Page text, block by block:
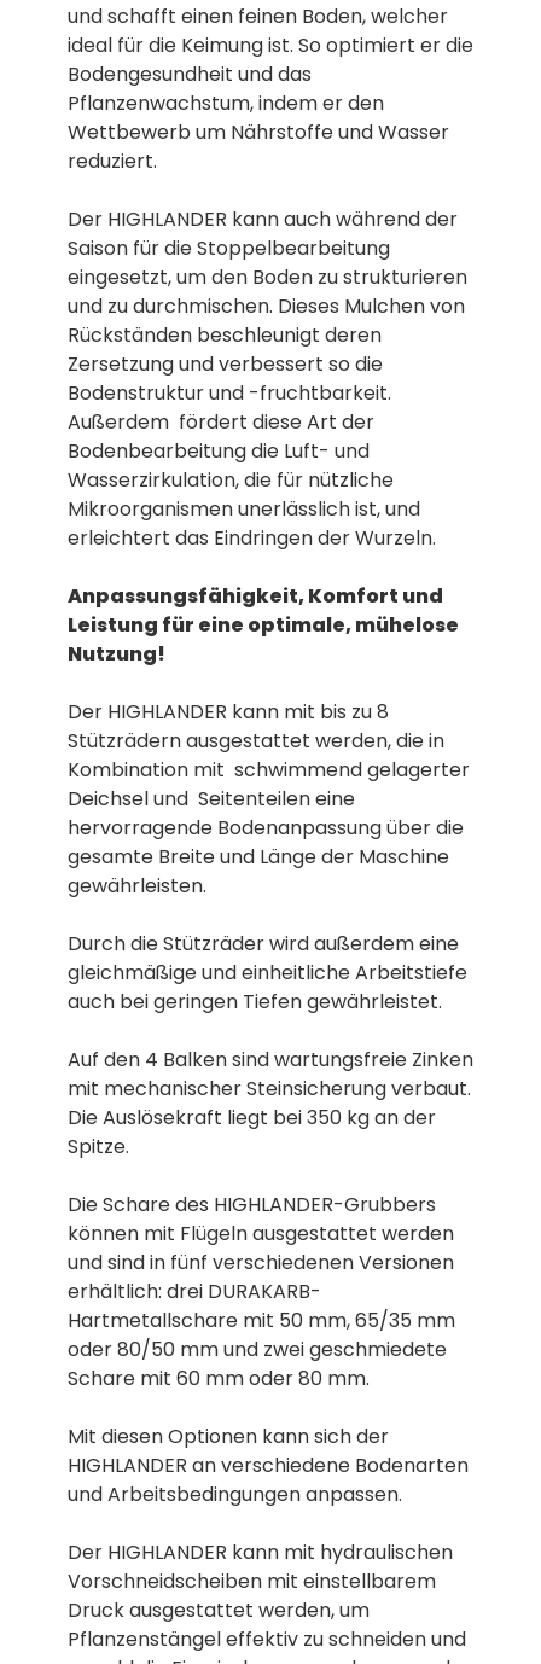
und schafft einen feinen Boden, welcher
ideal für die Keimung ist. So optimiert er die
Bodengesundheit und das
Pflanzenwachstum, indem er den
Wettbewerb um Nährstoffe und Wasser
reduziert.
Der HIGHLANDER kann auch während der
Saison für die Stoppelbearbeitung
eingesetzt, um den Boden zu strukturieren
und zu durchmischen. Dieses Mulchen von
Rückständen beschleunigt deren
Zersetzung und verbessert so die
Bodenstruktur und -fruchtbarkeit.
Außerdem fördert diese Art der
Bodenbearbeitung die Luft- und
Wasserzirkulation, die für nützliche
Mikroorganismen unerlässlich ist, und
erleichtert das Eindringen der Wurzeln.
Anpassungsfähigkeit, Komfort und
Leistung für eine optimale, mühelose
Nutzung!
Der HIGHLANDER kann mit bis zu 8
Stützrädern ausgestattet werden, die in
Kombination mit schwimmend gelagerter
Deichsel und Seitenteilen eine
hervorragende Bodenanpassung über die
gesamte Breite und Länge der Maschine
gewährleisten.
Durch die Stützräder wird außerdem eine
gleichmäßige und einheitliche Arbeitstiefe
auch bei geringen Tiefen gewährleistet.
Auf den 4 Balken sind wartungsfreie Zinken
mit mechanischer Steinsicherung verbaut.
Die Auslösekraft liegt bei 350 kg an der
Spitze.
Die Schare des HIGHLANDER-Grubbers
können mit Flügeln ausgestattet werden
und sind in fünf verschiedenen Versionen
erhältlich: drei DURAKARB-
Hartmetallschare mit 50 mm, 65/35 mm
oder 80/50 mm und zwei geschmiedete
Schare mit 60 mm oder 80 mm.
Mit diesen Optionen kann sich der
HIGHLANDER an verschiedene Bodenarten
und Arbeitsbedingungen anpassen.
Der HIGHLANDER kann mit hydraulischen
Vorschneidscheiben mit einstellbarem
Druck ausgestattet werden, um
Pflanzenstängel effektiv zu schneiden und